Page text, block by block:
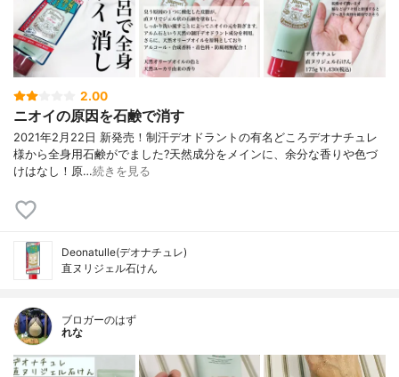
2.00
ニオイの原因を石鹸で消す
2021年2月22日 新発売！ 制汗デオドラントの有名どころ デオナチュレ
様から全身用石鹸がでました? 天然成分をメインに、余分な香りや色づ
けはなし！ 原…続きを見る
Deonatulle(デオナチュレ)
直ヌリジェル石けん
ブロガーのはず
れな